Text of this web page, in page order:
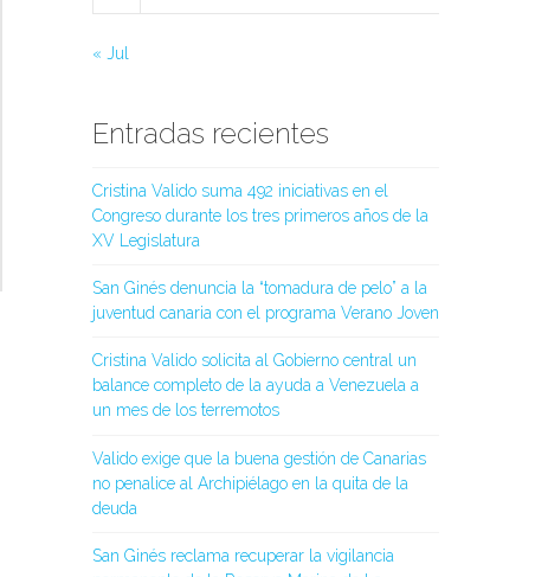
« Jul
Entradas recientes
Cristina Valido suma 492 iniciativas en el
Congreso durante los tres primeros años de la
XV Legislatura
San Ginés denuncia la “tomadura de pelo” a la
juventud canaria con el programa Verano Joven
Cristina Valido solicita al Gobierno central un
balance completo de la ayuda a Venezuela a
un mes de los terremotos
Valido exige que la buena gestión de Canarias
no penalice al Archipiélago en la quita de la
deuda
San Ginés reclama recuperar la vigilancia